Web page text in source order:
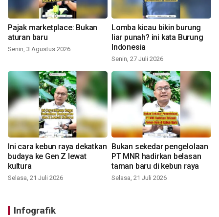
Pajak marketplace: Bukan
aturan baru
Senin, 3 Agustus 2026
Lomba kicau bikin burung
liar punah? ini kata Burung
Indonesia
Senin, 27 Juli 2026
Ini cara kebun raya dekatkan
budaya ke Gen Z lewat
kultura
Selasa, 21 Juli 2026
Bukan sekedar pengelolaan
PT MNR hadirkan belasan
taman baru di kebun raya
Selasa, 21 Juli 2026
Infografik